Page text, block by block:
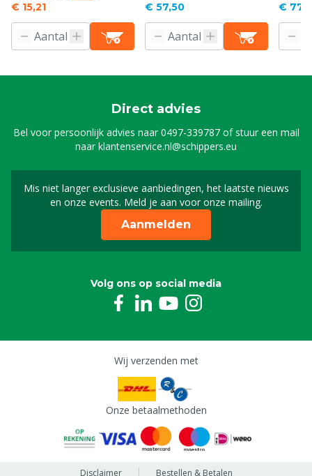
€ 15,21 € 57,50 €
Direct advies
Bel voor persoonlijk advies naar0497-339787of stuur een mail
naarklantenservice.nl@schippers.eu
Mis niet langer exclusieve aanbiedingen, het laatste nieuws
en onze events. Meld je aan voor onze mailing.
Schrijf je in voor onze
Aanmelden
Volg ons op social media
Wij verzenden met
Onze betaalmethoden
Disclaimer Bestellen & Betalen